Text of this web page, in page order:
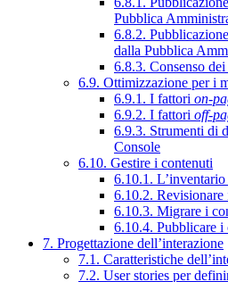
Pubblica
6.8.2.
dalla Pubblica
6.8.3. Consenso
6.9. Ottimizzazione per i
6.9.1. I fattori on-
6.9.2. I fattori off-
6.9.3. Strumenti di
Console
6.10. Gestire i contenuti
6.10.1.
6.10.2. Revisionare
6.10.3. Migrare i
6.10.4. Pubblicare i
7. Progettazione dell’interazione
7.1. Caratteristiche
7.2. User stories per